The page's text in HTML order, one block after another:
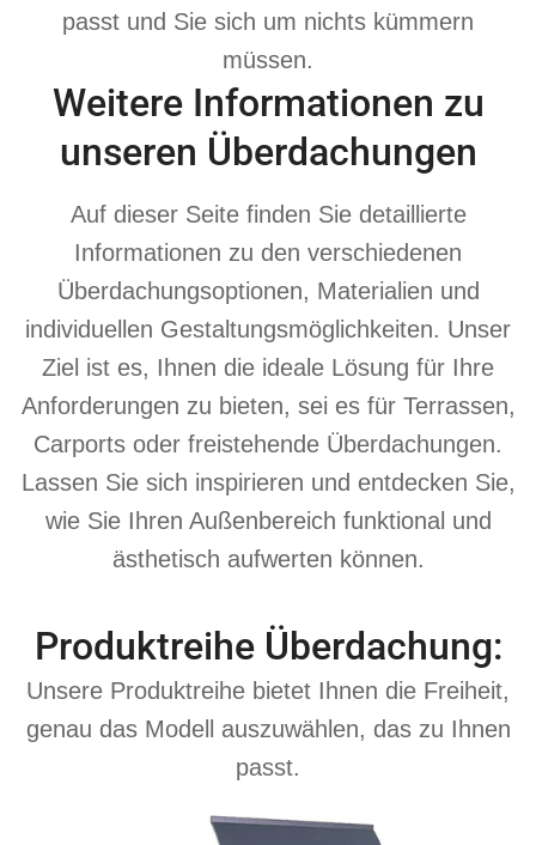
passt und Sie sich um nichts kümmern
müssen.
Weitere Informationen zu
unseren Überdachungen
Auf dieser Seite finden Sie detaillierte
Informationen zu den verschiedenen
Überdachungsoptionen, Materialien und
individuellen Gestaltungsmöglichkeiten. Unser
Ziel ist es, Ihnen die ideale Lösung für Ihre
Anforderungen zu bieten, sei es für Terrassen,
Carports oder freistehende Überdachungen.
Lassen Sie sich inspirieren und entdecken Sie,
wie Sie Ihren Außenbereich funktional und
ästhetisch aufwerten können.
Produktreihe Überdachung:
Unsere Produktreihe bietet Ihnen die Freiheit,
genau das Modell auszuwählen, das zu Ihnen
passt.